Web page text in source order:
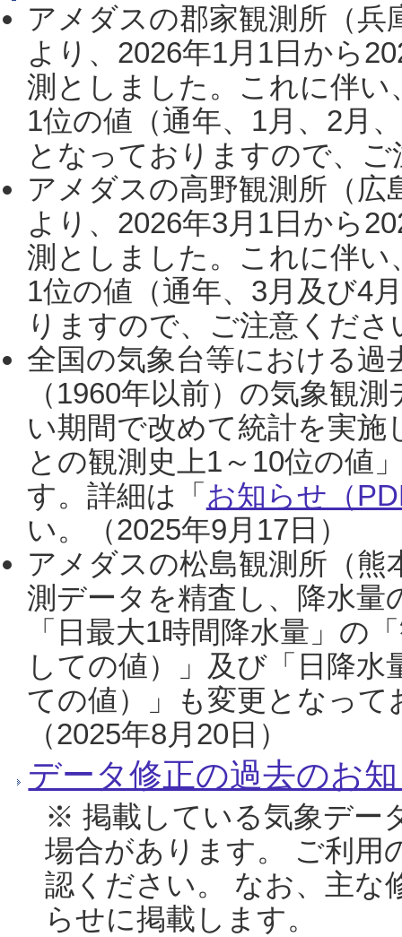
アメダスの郡家観測所（
より、2026年1月1日から
測としました。これに伴い
1位の値（通年、1月、2月
となっておりますので、
アメダスの高野観測所（
より、2026年3月1日から
測としました。これに伴い
1位の値（通年、3月及び4
りますので、ご注意くだ
全国の気象台等における過
（1960年以前）の気象観
い期間で改めて統計を実
との観測史上1～10位の値
す。詳細は「 お知らせ（
い。（2025年9月17日）
アメダスの松島観測所（熊
測データを精査し、降水
「日最大1時間降水量」の
しての値）」及び「日降
ての値）」も変更となっ
（2025年8月20日）
データ修正の過去のお
※ 掲載している気象デー
場合があります。 ご利用
認ください。 なお、主な
らせに掲載します。